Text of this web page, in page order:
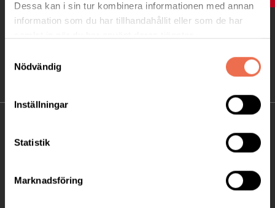
Dessa kan i sin tur kombinera informationen med annan
information som du har tillhandahållit eller som de har
Nödvändig
Inställningar
Statistik
Marknadsföring
Telefon:08-677 70 10